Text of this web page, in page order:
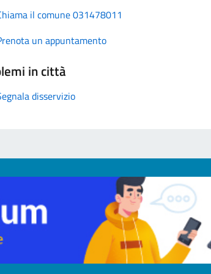
il comune 031478011
un appuntamento
in città
disservizio